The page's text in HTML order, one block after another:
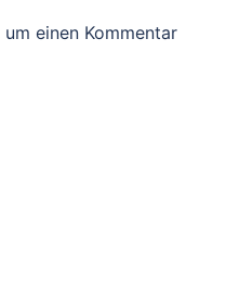
um einen Kommentar